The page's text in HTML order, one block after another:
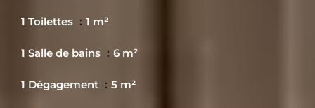
1 Toilettes 1 m²
1 Salle de bains 6 m²
1 Dégagement 5 m²